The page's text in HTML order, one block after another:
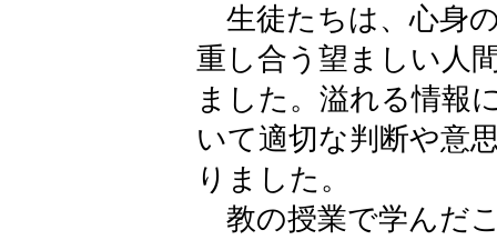
生徒たちは、心身
重し合う望ましい人
ました。溢れる情報
いて適切な判断や意
りました。
教の授業で学んだ